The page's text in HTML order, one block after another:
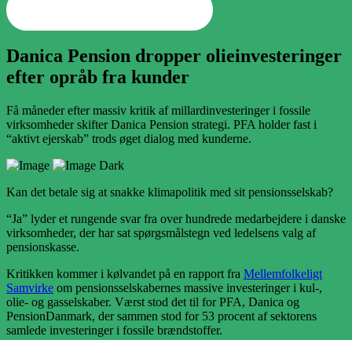
Danica Pension dropper olieinvesteringer
efter opråb fra kunder
Få måneder efter massiv kritik af millardinvesteringer i fossile
virksomheder skifter Danica Pension strategi. PFA holder fast i
“aktivt ejerskab” trods øget dialog med kunderne.
Kan det betale sig at snakke klimapolitik med sit pensionsselskab?
“Ja” lyder et rungende svar fra over hundrede medarbejdere i danske
virksomheder, der har sat spørgsmålstegn ved ledelsens valg af
pensionskasse.
Kritikken kommer i kølvandet på en rapport fra Mellemfolkeligt
Samvirke om pensionsselskabernes massive investeringer i kul-,
olie- og gasselskaber. Værst stod det til for PFA, Danica og
PensionDanmark, der sammen stod for 53 procent af sektorens
samlede investeringer i fossile brændstoffer.